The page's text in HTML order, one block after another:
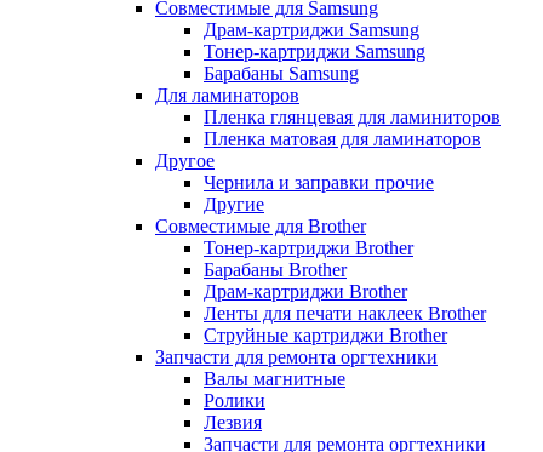
Совместимые для Samsung
Драм-картриджи Samsung
Тонер-картриджи Samsung
Барабаны Samsung
Для ламинаторов
Пленка глянцевая для ламиниторов
Пленка матовая для ламинаторов
Другое
Чернила и заправки прочие
Другие
Совместимые для Brother
Тонер-картриджи Brother
Барабаны Brother
Драм-картриджи Brother
Ленты для печати наклеек Brother
Струйные картриджи Brother
Запчасти для ремонта оргтехники
Валы магнитные
Ролики
Лезвия
Запчасти для ремонта оргтехники